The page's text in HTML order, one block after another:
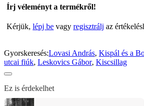
Írj véleményt a termékről!
Kérjük, lépj be vagy regisztrálj az
Gyorskeresés:Lovasi András, Kispál és a
utcai fiúk, Leskovics Gábor, Kiscsillag
Ez is érdekelhet